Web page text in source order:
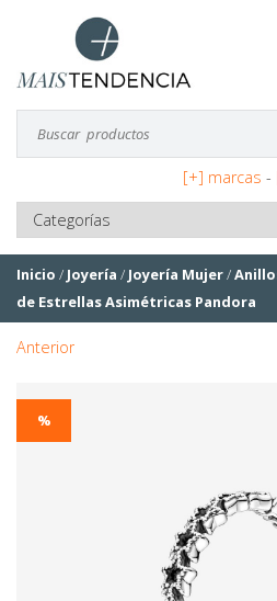
[+] marcas -
Inicio / Joyería / Joyería Mujer/
de Estrellas Asimétricas Pandora
Anterior
%